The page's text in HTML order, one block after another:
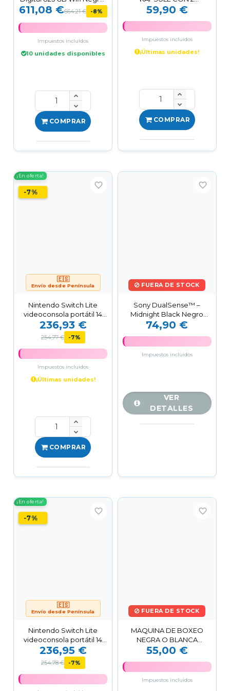
Blanco
611,08 €664,21 € -8%
Impuestos incluidos
10 unidades disponibles
COMPRAR
CONDENSADORES DE
CÁPSULA
59,90 €
Impuestos incluidos
¡Últimas unidades!
COMPRAR
¡En oferta!
-7%
🇪🇸
Envío desde Península
favorite_border
Nintendo Switch Lite
videoconsola portátil 14
cm (5.5") 32 GB...
236,93 €
254,77 € -7%
Impuestos incluidos
¡Últimas unidades!
COMPRAR
FUERA DE STOCK
favorite_border
Sony DualSense™ –
Midnight Black Negro
Bluetooth Gamepad
Digital...
74,90 €
Impuestos incluidos
VER
DETALLES
¡En oferta!
-7%
🇪🇸
Envío desde Península
favorite_border
Nintendo Switch Lite
videoconsola portátil 14
cm (5.5") 32 GB...
236,95 €
254,78 € -7%
FUERA DE STOCK
favorite_border
MAQUINA DE BOXEO
NEGRA O BLANCA
INCLUYE GUANTES CON
ILUMINACIÓN Y...
55,00 €
Impuestos incluidos